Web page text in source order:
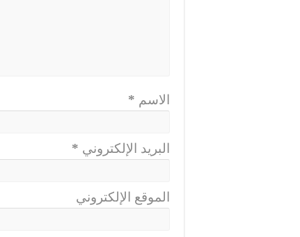
الاسم *
البريد الإلكتروني *
الموقع الإلكتروني